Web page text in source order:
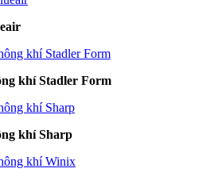
khí Stadler Form
khí Sharp